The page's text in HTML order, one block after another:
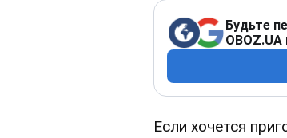
Будьте
Если хочется